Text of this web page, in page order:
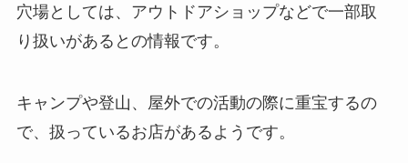
穴場としては、アウトドアショップなどで一部取
り扱いがあるとの情報です。
キャンプや登山、屋外での活動の際に重宝するの
で、扱っているお店があるようです。